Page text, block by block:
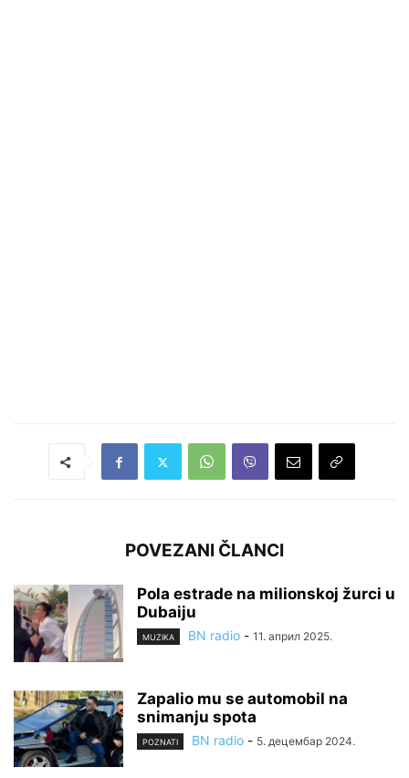
POVEZANI ČLANCI
Pola estrade na milionskoj žurci u
Dubaiju
MUZIKA BN radio - 11. април 2025.
Zapalio mu se automobil na
snimanju spota
POZNATI BN radio - 5. децембар 2024.